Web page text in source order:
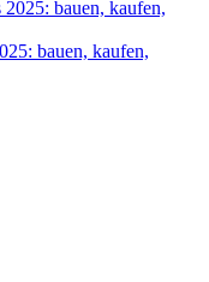
bauen, kaufen,
bauen, kaufen,